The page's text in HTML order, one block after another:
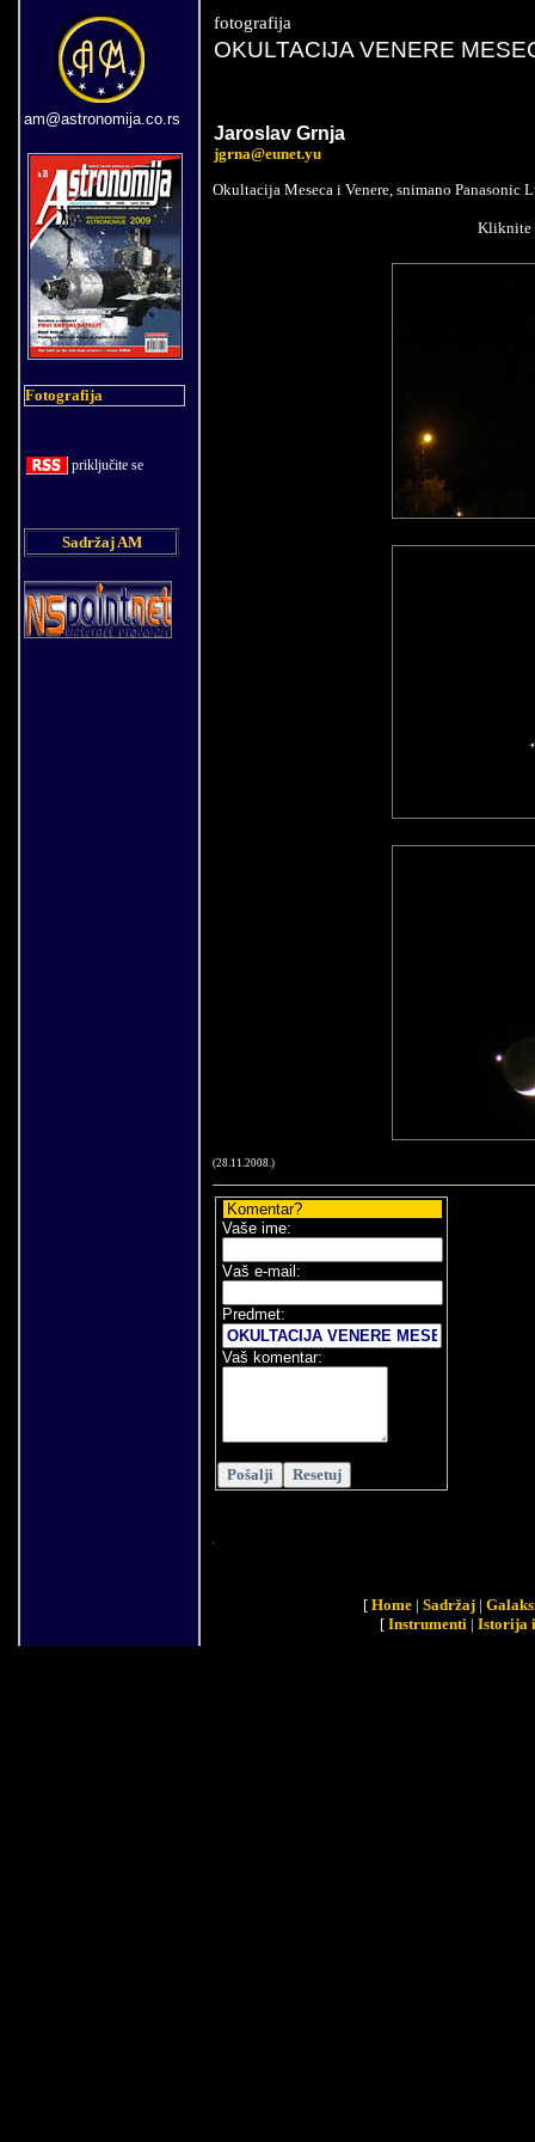
am@astronomija.co.rs
Fotografija
priključite se
Sadržaj AM
fotografija
OKULTACIJA VENERE
Jaroslav Grnja
jgrna@eunet.yu
Okultacija Meseca i Venere, snimano Panasonic
Kliknite
(28 11 .2008 .)
Komentar?
Vaše ime:
Vaš e-mail :
Predmet:
Vaš komentar:
[ Home| Sadržaj|
[ Instrumenti | Istorija